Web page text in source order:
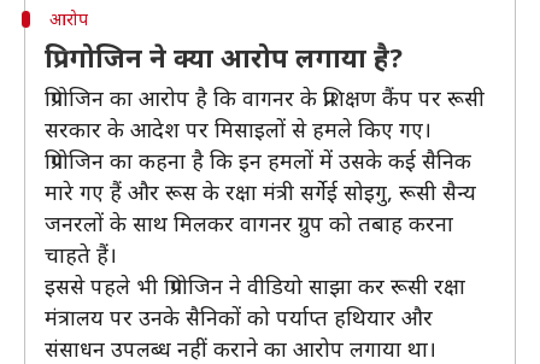
आरोप
प्रिगोजिन ने क्या आरोप लगाया है?
प्रिगोजिन का आरोप है कि वागनर के प्रशिक्षण कैंप पर रूसी
सरकार के आदेश पर मिसाइलों से हमले किए गए।
प्रिगोजिन का कहना है कि इन हमलों में उसके कई सैनिक
मारे गए हैं और रूस के रक्षा मंत्री सर्गेई सोइगु, रूसी सैन्य
जनरलों के साथ मिलकर वागनर ग्रुप को तबाह करना
चाहते हैं।
इससे पहले भी प्रिगोजिन ने वीडियो साझा कर रूसी रक्षा
मंत्रालय पर उनके सैनिकों को पर्याप्त हथियार और
संसाधन उपलब्ध नहीं कराने का आरोप लगाया था।